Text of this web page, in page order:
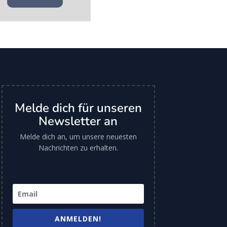
Melde dich für unseren
Newsletter an
Melde dich an, um unsere neuesten
Nachrichten zu erhalten.
ANMELDEN!